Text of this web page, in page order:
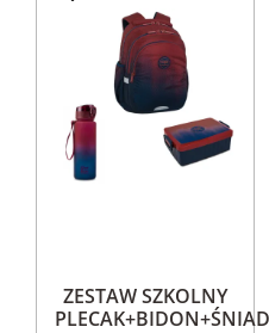
ZESTAW SZKOLNY